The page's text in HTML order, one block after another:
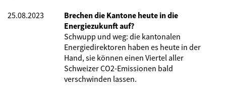
25.08.2023
Brechen die Kantone heute in die
Energiezukunft auf?
Schwupp und weg: die kantonalen
Energiedirektoren haben es heute in der
Hand, sie können einen Viertel aller
Schweizer CO2-Emissionen bald
verschwinden lassen.